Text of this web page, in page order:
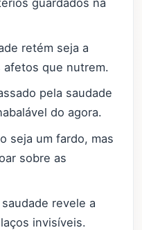
guardados na
retém seja a
afetos que nutrem.
pela saudade
do agora.
seja um fardo, mas
sobre as
revele a
invisíveis.